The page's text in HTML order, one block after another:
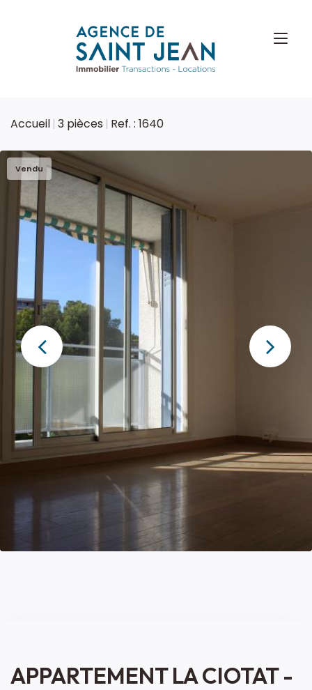
Accueil 3 pièces Ref. : 1640
Vendu
APPARTEMENT LA CIOTAT -